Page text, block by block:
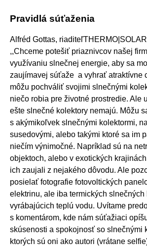
Pravidlá súťaženia
Alfréd Gottas,
,,Chceme potešiť priaznivcov našej
využívaniu slnečnej energie, aby sa
zaujímavej súťaže a vyhrať atraktívne
môžu pochváliť svojimi slnečnými
niečo robia pre životné prostredie. Ale
ešte slnečné kolektory nemajú. Môžu
s akýmikoľvek slnečnými kolektormi,
susedovými, alebo takými ktoré sa im
niečím výnimočné. Napríklad sú na
objektoch, alebo v exotických
ich zaujali z nejakého dôvodu. Ale
posielať fotografie fotovoltických
elektrinu, ale iba termických slnečných
vyrábajúcich teplú vodu. Uvítame
s komentárom, kde nám súťažiaci
skúsenosti a spokojnosť so slnečnými
ktorých sú oni ako autori (vrátane